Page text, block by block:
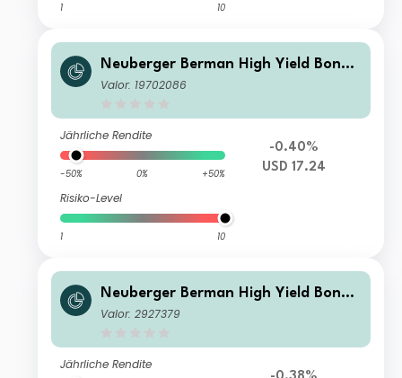
1 10
Neuberger Berman High Yield Bond
Fund Class USD U Accumulating
Valor: 19702086
Jährliche Rendite
-50% 0% +50%
Risiko-Level
1 10
-0.40%
USD 17.24
Neuberger Berman High Yield Bond
Fund GBP A Distributing Class
Valor: 2927379
Jährliche Rendite